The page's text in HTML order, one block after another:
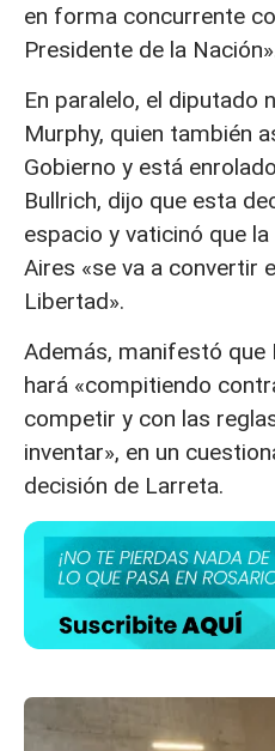
en forma concurrente
Presidente de la
En paralelo, el diputado
Murphy, quien también
Gobierno y está
Bullrich, dijo que esta
espacio y vaticinó que
Aires «se va a convertir
Libertad».
Además, manifestó que
hará «compitiendo
competir y con las
inventar», en un
decisión de Larreta.